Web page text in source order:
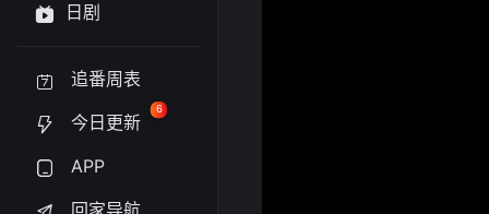
日剧
追番周表
今日更新
6
APP
回家导航